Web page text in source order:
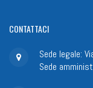
CONTATTACI
Sede legale:
Sede